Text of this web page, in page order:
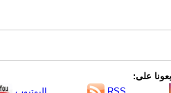
على: